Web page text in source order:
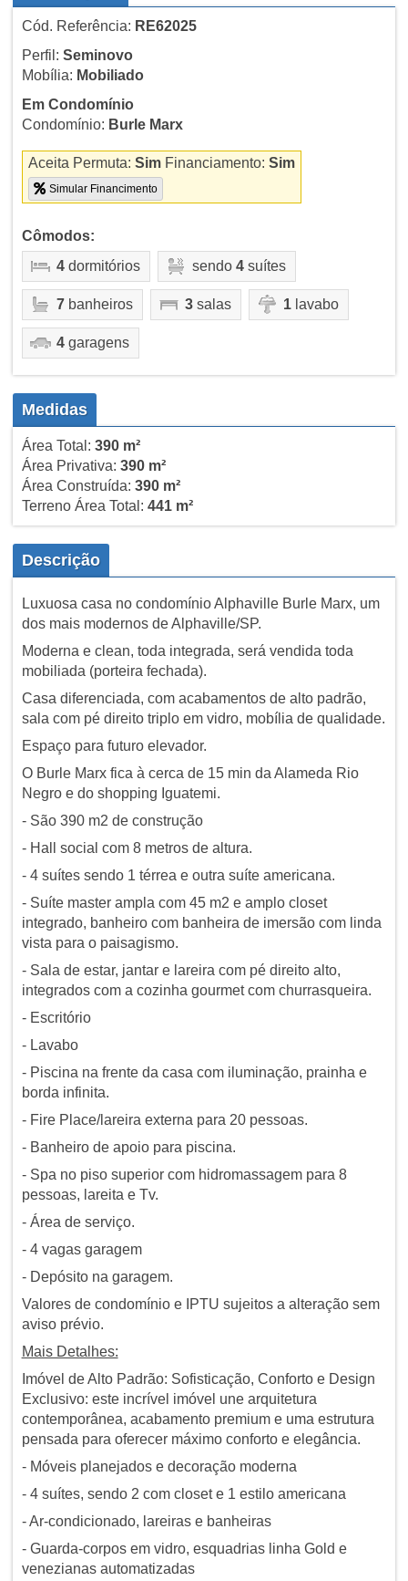
Cód. Referência: RE62025
Perfil: Seminovo
Mobília: Mobiliado
Em Condomínio
Condomínio: Burle Marx
Aceita Permuta: SimFinanciamento: Sim
Simular Financimento
Cômodos:
4dormitórios sendo 4suítes
7banheiros 3salas 1lavabo
4garagens
Medidas
Área Total: 390 m²
Área Privativa: 390 m²
Área Construída: 390 m²
Terreno Área Total: 441 m²
Descrição
Luxuosa casa no condomínio Alphaville Burle Marx, um
dos mais modernos de Alphaville/SP.
Moderna e clean, toda integrada, será vendida toda
mobiliada (porteira fechada).
Casa diferenciada, com acabamentos de alto padrão,
sala com pé direito triplo em vidro, mobília de qualidade.
Espaço para futuro elevador.
O Burle Marx fica à cerca de 15 min da Alameda Rio
Negro e do shopping Iguatemi.
- São 390 m2 de construção
- Hall social com 8 metros de altura.
- 4 suítes sendo 1 térrea e outra suíte americana.
- Suíte master ampla com 45 m2 e amplo closet
integrado, banheiro com banheira de imersão com linda
vista para o paisagismo.
- Sala de estar, jantar e lareira com pé direito alto,
integrados com a cozinha gourmet com churrasqueira.
- Escritório
- Lavabo
- Piscina na frente da casa com iluminação, prainha e
borda infinita.
- Fire Place/lareira externa para 20 pessoas.
- Banheiro de apoio para piscina.
- Spa no piso superior com hidromassagem para 8
pessoas, lareita e Tv.
- Área de serviço.
- 4 vagas garagem
- Depósito na garagem.
Valores de condomínio e IPTU sujeitos a alteração sem
aviso prévio.
Mais Detalhes:
Imóvel de Alto Padrão: Sofisticação, Conforto e Design
Exclusivo: este incrível imóvel une arquitetura
contemporânea, acabamento premium e uma estrutura
pensada para oferecer máximo conforto e elegância.
- Móveis planejados e decoração moderna
- 4 suítes, sendo 2 com closet e 1 estilo americana
- Ar-condicionado, lareiras e banheiras
- Guarda-corpos em vidro, esquadrias linha Gold e
venezianas automatizadas